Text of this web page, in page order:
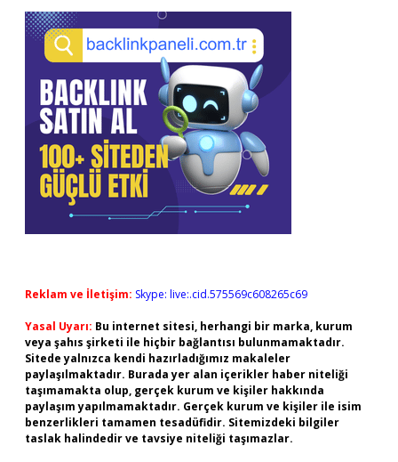
Reklam ve İletişim: Skype: live:.cid.575569c608265c69
Yasal Uyarı: Bu internet sitesi, herhangi bir marka, kurum
veya şahıs şirketi ile hiçbir bağlantısı bulunmamaktadır.
Sitede yalnızca kendi hazırladığımız makaleler
paylaşılmaktadır. Burada yer alan içerikler haber niteliği
taşımamakta olup, gerçek kurum ve kişiler hakkında
paylaşım yapılmamaktadır. Gerçek kurum ve kişiler ile isim
benzerlikleri tamamen tesadüfidir. Sitemizdeki bilgiler
taslak halindedir ve tavsiye niteliği taşımazlar.